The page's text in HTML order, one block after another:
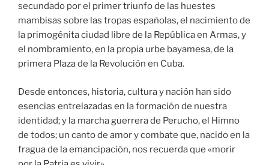
secundado por el primer triunfo de las huestes
mambisas sobre las tropas españolas, el nacimiento de
la primogénita ciudad libre de la República en Armas, y
el nombramiento, en la propia urbe bayamesa, de la
primera Plaza de la Revolución en Cuba.
Desde entonces, historia, cultura y na­ción han sido
esencias entrelazadas en la formación de nuestra
identidad; y la marcha guerrera de Perucho, el Himno
de todos; un canto de amor y combate que, nacido en la
fragua de la emancipación, nos recuerda que «morir